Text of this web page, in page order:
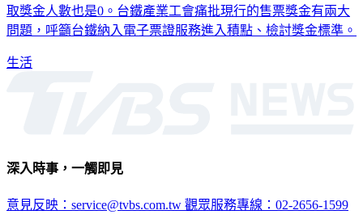
取獎金人數也是0。台鐵產業工會痛批現行的售票獎金有兩大
問題，呼籲台鐵納入電子票證服務進入積點、檢討獎金標準。
生活
深入時事，一觸即見
意見反映：service@tvbs.com.tw 觀眾服務專線：02-2656-1599